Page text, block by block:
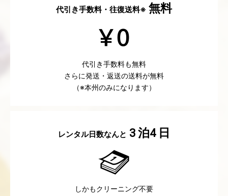
代引き手数料・往復送料※ 無料
代引き手数料も無料
さらに発送・返送の送料が無料
（※本州のみになります）
レンタル日数なんと 3 泊4 日
しかもクリーニング不要